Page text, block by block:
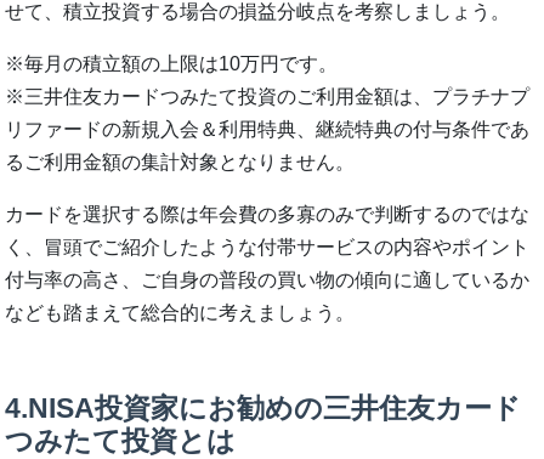
せて、積立投資する場合の損益分岐点を考察しましょう。
※毎月の積立額の上限は10万円です。
※三井住友カードつみたて投資のご利用金額は、プラチナプ
リファードの新規入会＆利用特典、継続特典の付与条件であ
るご利用金額の集計対象となりません。
カードを選択する際は年会費の多寡のみで判断するのではな
く、冒頭でご紹介したような付帯サービスの内容やポイント
付与率の高さ、ご自身の普段の買い物の傾向に適しているか
なども踏まえて総合的に考えましょう。
4.NISA投資家にお勧めの三井住友カード
つみたて投資とは